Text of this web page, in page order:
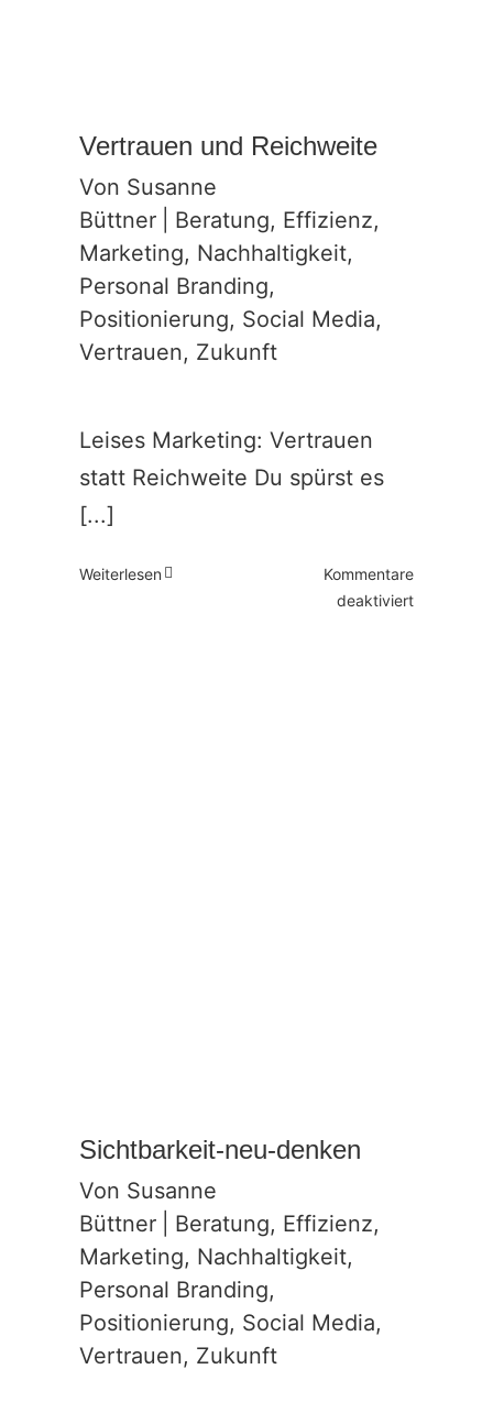
Vertrauen und Reichweite
Von Susanne
Büttner
Beratung, Effizienz,
Marketing, Nachhaltigkeit,
Personal Branding,
Positionierung, Social Media,
Vertrauen, Zukunft
Leises Marketing: Vertrauen
statt Reichweite Du spürst es
[...]
Weiterlesen
Kommentare
deaktiviertfür
Sichtbarkeit-neu-denken
Von Susanne
Büttner
Beratung, Effizienz,
Marketing, Nachhaltigkeit,
Personal Branding,
Positionierung, Social Media,
Vertrauen, Zukunft